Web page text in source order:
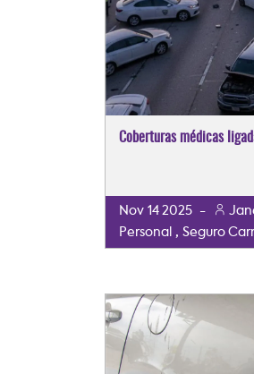
Coberturas médicas
Nov 14 2025 -
Personal
, Seguro